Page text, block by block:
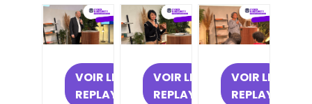
VOIR LE
REPLAY
VOIR LE
REPLAY
VOIR LE
REPLAY